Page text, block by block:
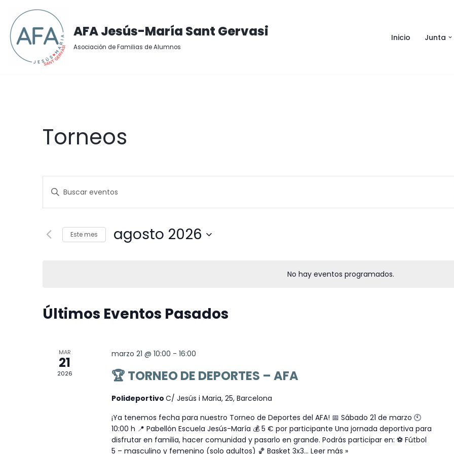
Saltar
al
contenido
AFA Jesús-María Sant Gervasi
Asociación de Familias de Alumnos
Inicio Junta
No hay eventos programados.
Torneos
Navegación
de
vistas
de
Eventos
Introduce
palabra
Busca
Este mes agosto 2026
Calendario
de
Eventos
Últimos Eventos Pasados
MAR
21
2026
marzo 21 @ 10:00 - 16:00
🏆 TORNEO DE DEPORTES – AFA
Polideportivo C/ Jesús i Maria, 25, Barcelona
¡Ya tenemos fecha para nuestro Torneo de Deportes del AFA! 📅 Sábado 21 de marzo 🕙
10:00 h 📍 Pabellón Escuela Jesús-María 💰 5 € por participante Una jornada deportiva para
disfrutar en familia, hacer comunidad y pasarlo en grande. Podrás participar en: ⚽ Fútbol
5 – masculino y femenino (solo adultos) 🏀 Basket 3x3… Leer más »